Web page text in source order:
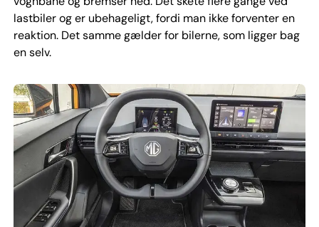
lastbiler og er ubehageligt, fordi man ikke forventer en
reaktion. Det samme gælder for bilerne, som ligger bag
en selv.